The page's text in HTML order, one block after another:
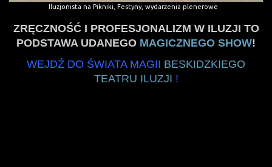
Iluzjonista na Pikniki, Festyny, wydarzenia plenerowe
ZRĘCZNOŚĆ I PROFESJONALIZM W ILUZJI TO
PODSTAWA UDANEGO MAGICZNEGO SHOW!
WEJDŹ DO ŚWIATA MAGII BESKIDZKIEGO
TEATRU ILUZJI !